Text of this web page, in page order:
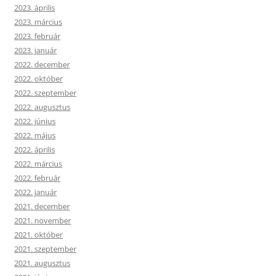
2023. április
2023. március
2023. február
2023. január
2022. december
2022. október
2022. szeptember
2022. augusztus
2022. június
2022. május
2022. április
2022. március
2022. február
2022. január
2021. december
2021. november
2021. október
2021. szeptember
2021. augusztus